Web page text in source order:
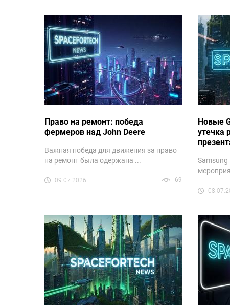
Право на ремонт: победа
фермеров над John Deere
Важная победа для движения за право
на ремонт была одержана ...
09.07.2026 69
Новые
утечка
Samsung